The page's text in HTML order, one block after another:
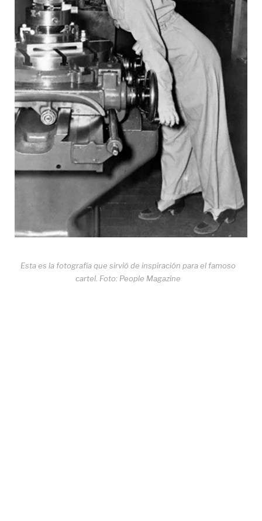
Esta es la fotografía que sirvió de inspiración para el famoso
cartel. Foto: People Magazine